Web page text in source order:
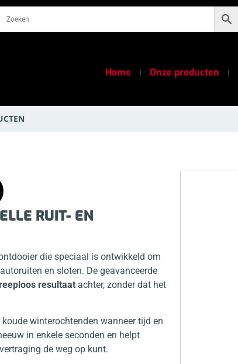
Home Onze producten
RUIT- EN
die speciaal is ontwikkeld om
en sloten. De geavanceerde
resultaat achter, zonder dat het
winterochtenden wanneer tijd en
in enkele seconden en helpt
de weg op kunt.